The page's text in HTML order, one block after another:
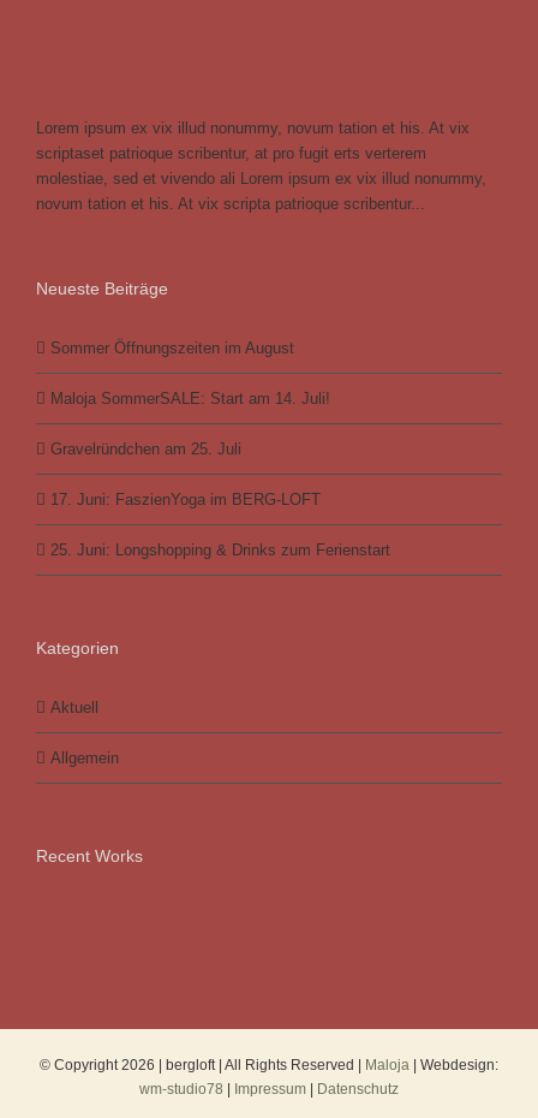
Lorem ipsum ex vix illud nonummy, novum tation et his. At vix
scriptaset patrioque scribentur, at pro fugit erts verterem
molestiae, sed et vivendo ali Lorem ipsum ex vix illud nonummy,
novum tation et his. At vix scripta patrioque scribentur...
Neueste Beiträge
Sommer Öffnungszeiten im August
Maloja SommerSALE: Start am 14. Juli!
Gravelründchen am 25. Juli
17. Juni: FaszienYoga im BERG-LOFT
25. Juni: Longshopping & Drinks zum Ferienstart
Kategorien
Aktuell
Allgemein
Recent Works
© Copyright2026 | bergloft | All Rights Reserved | Maloja | Webdesign:
wm-studio78
Impressum Datenschutz